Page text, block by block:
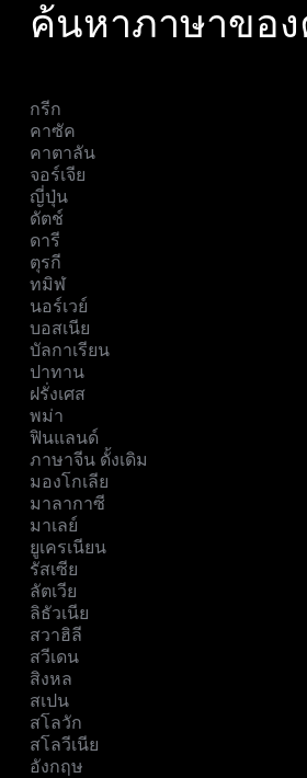
ค้นหาภาษาขอ
กรีก
คาซัค
คาตาลัน
จอร์เจีย
ญี่ปุ่น
ดัตช์
ดารี
ตุรกี
ทมิฬ
นอร์เวย์
บอสเนีย
บัลกาเรียน
ปาทาน
ฝรั่งเศส
พม่า
ฟินแลนด์
ภาษาจีน ดั้งเดิม
มองโกเลีย
มาลากาซี
มาเลย์
ยูเครเนียน
รัสเซีย
ลัตเวีย
ลิธัวเนีย
สวาฮิลี
สวีเดน
สิงหล
สเปน
สโลวัก
สโลวีเนีย
อังกฤษ